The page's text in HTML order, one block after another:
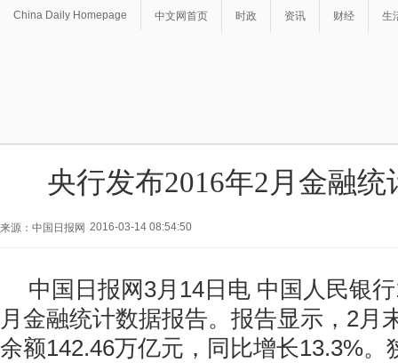
China Daily Homepage 中文网首页 时政 资讯 财经 生
央行发布2016年2月金融统
来源：中国日报网 2016-03-14 08:54:50
中国日报网3月14日电 中国人民银
月金融统计数据报告。报告显示，2月
余额142.46万亿元，同比增长13.3%。